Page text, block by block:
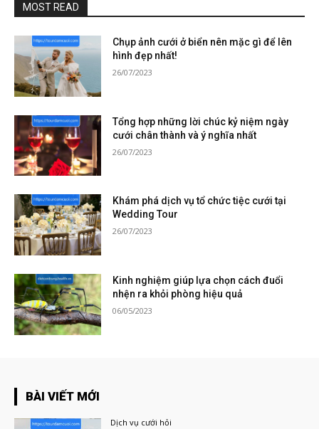
MOST READ
Chụp ảnh cưới ở biển nên mặc gì để lên
hình đẹp nhất!
26/07/2023
Tổng hợp những lời chúc kỷ niệm ngày
cưới chân thành và ý nghĩa nhất
26/07/2023
Khám phá dịch vụ tổ chức tiệc cưới tại
Wedding Tour
26/07/2023
Kinh nghiệm giúp lựa chọn cách đuổi
nhện ra khỏi phòng hiệu quả
06/05/2023
BÀI VIẾT MỚI
Dịch vụ cưới hỏi